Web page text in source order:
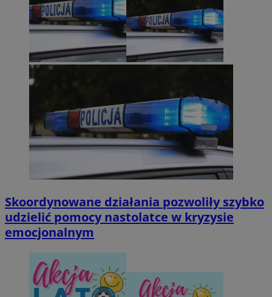
Skoordynowane działania pozwoliły szybko
udzielić pomocy nastolatce w kryzysie
emocjonalnym